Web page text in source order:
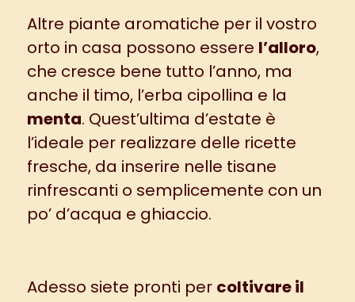
Altre piante aromatiche per il vostro
orto in casa possono essere l’alloro,
che cresce bene tutto l’anno, ma
anche il timo, l’erba cipollina e la
menta. Quest’ultima d’estate è
l’ideale per realizzare delle ricette
fresche, da inserire nelle tisane
rinfrescanti o semplicemente con un
po’ d’acqua e ghiaccio.
Adesso siete pronti per coltivare il